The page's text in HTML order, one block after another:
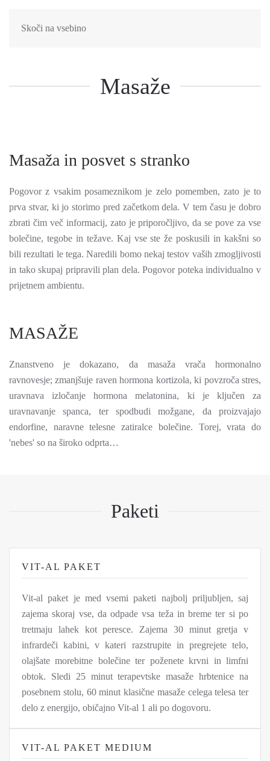
Skoči na vsebino
Masaže
Masaža in posvet s stranko
Pogovor z vsakim posameznikom je zelo pomemben, zato je to
prva stvar, ki jo storimo pred začetkom dela. V tem času je dobro
zbrati čim več informacij, zato je priporočljivo, da se pove za vse
bolečine, tegobe in težave. Kaj vse ste že poskusili in kakšni so
bili rezultati le tega. Naredili bomo nekaj testov vaših zmogljivosti
in tako skupaj pripravili plan dela. Pogovor poteka individualno v
prijetnem ambientu.
MASAŽE
Znanstveno je dokazano, da masaža vrača hormonalno
ravnovesje; zmanjšuje raven hormona kortizola, ki povzroča stres,
uravnava izločanje hormona melatonina, ki je ključen za
uravnavanje spanca, ter spodbudi možgane, da proizvajajo
endorfine, naravne telesne zatiralce bolečine. Torej, vrata do
'nebes' so na široko odprta…
Paketi
VIT-AL PAKET
Vit-al paket je med vsemi paketi najbolj priljubljen, saj
zajema skoraj vse, da odpade vsa teža in breme ter si po
tretmaju lahek kot peresce. Zajema 30 minut gretja v
infrardeči kabini, v kateri razstrupite in pregrejete telo,
olajšate morebitne bolečine ter poženete krvni in limfni
obtok. Sledi 25 minut terapevtske masaže hrbtenice na
posebnem stolu, 60 minut klasične masaže celega telesa ter
delo z energijo, običajno Vit-al 1 ali po dogovoru.
VIT-AL PAKET MEDIUM